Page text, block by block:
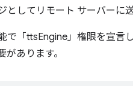
してリモート サーバーに
で「ttsEngine」権限を宣言
あります。